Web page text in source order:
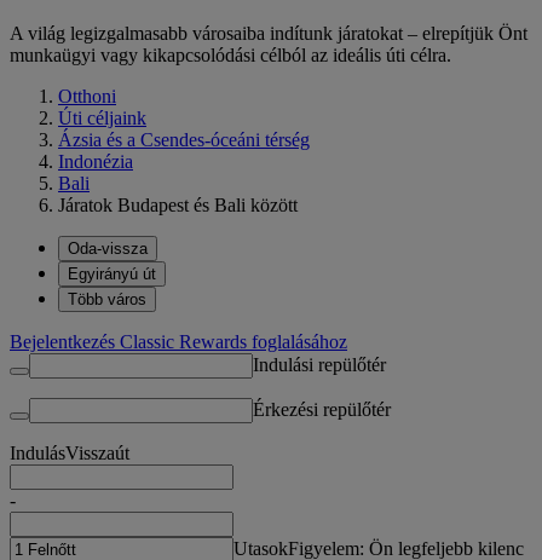
A világ legizgalmasabb városaiba indítunk járatokat – elrepítjük Önt
munkaügyi vagy kikapcsolódási célból az ideális úti célra.
Otthoni
Úti céljaink
Ázsia és a Csendes-óceáni térség
Indonézia
Bali
Járatok Budapest és Bali között
Oda-vissza
Egyirányú út
Több város
Bejelentkezés Classic Rewards foglalásához
Indulási repülőtér
Érkezési repülőtér
IndulásVisszaút
-
UtasokFigyelem: Ön legfeljebb kilenc